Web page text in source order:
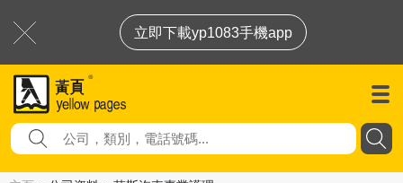
立即下載yp1083手機app